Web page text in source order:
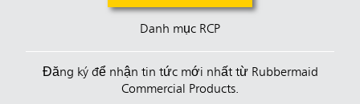
Danh mục RCP
Đăng ký để nhận tin tức mới nhất từ Rubbermaid
Commercial Products.